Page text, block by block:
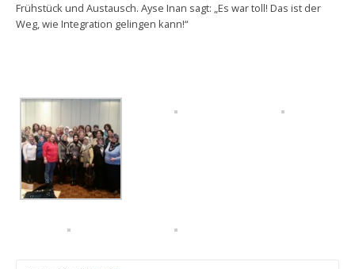
Frühstück und Austausch. Ayse Inan sagt: „Es war toll! Das ist der
Weg, wie Integration gelingen kann!“